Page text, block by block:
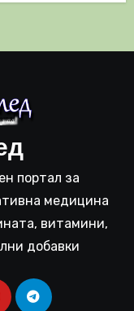
портал за
медицина
витамини,
добавки